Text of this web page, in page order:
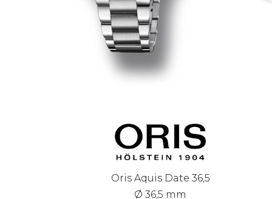
Oris Aquis Date 36,5
Ø 36,5 mm